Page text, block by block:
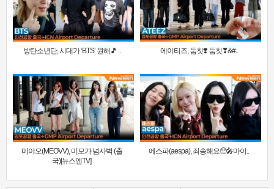
방탄소년단, 시대가 ‘BTS’ 원해🎵 .. 에이티즈, 둠칫❣️ 둠칫❣&#..
미야오(MEOVV), 미모가 넘사벽 (출
국)[뉴스엔TV]
에스파(aespa), 죄송해요🥺🎤마이..